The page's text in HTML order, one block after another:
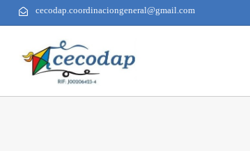
cecodap.coordinaciongeneral@gmail.com